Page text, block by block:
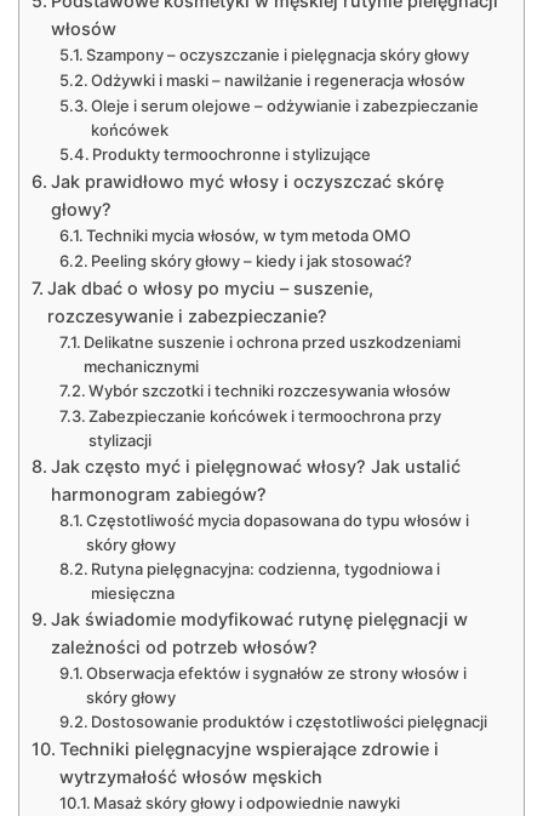
włosów
Szampony – oczyszczanie i pielęgnacja skóry głowy
Odżywki i maski – nawilżanie i regeneracja włosów
Oleje i serum olejowe – odżywianie i zabezpieczanie
końcówek
Produkty termoochronne i stylizujące
Jak prawidłowo myć włosy i oczyszczać skórę
głowy?
Techniki mycia włosów, w tym metoda OMO
Peeling skóry głowy – kiedy i jak stosować?
Jak dbać o włosy po myciu – suszenie,
rozczesywanie i zabezpieczanie?
Delikatne suszenie i ochrona przed uszkodzeniami
mechanicznymi
Wybór szczotki i techniki rozczesywania włosów
Zabezpieczanie końcówek i termoochrona przy
stylizacji
Jak często myć i pielęgnować włosy? Jak ustalić
harmonogram zabiegów?
Częstotliwość mycia dopasowana do typu włosów i
skóry głowy
Rutyna pielęgnacyjna: codzienna, tygodniowa i
miesięczna
Jak świadomie modyfikować rutynę pielęgnacji w
zależności od potrzeb włosów?
Obserwacja efektów i sygnałów ze strony włosów i
skóry głowy
Dostosowanie produktów i częstotliwości pielęgnacji
Techniki pielęgnacyjne wspierające zdrowie i
wytrzymałość włosów męskich
Masaż skóry głowy i odpowiednie nawyki